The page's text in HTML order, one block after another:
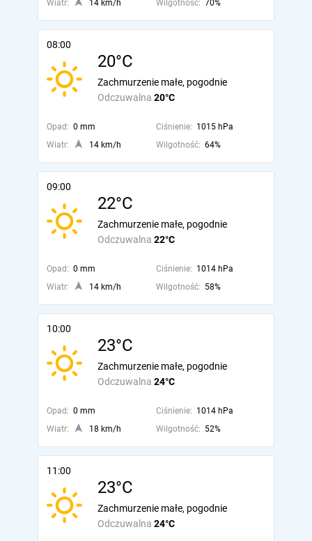
Wiatr: 14 km/h Wilgotność: 70%
08:00
20°C
Odczuwalna 20°C
Zachmurzenie małe, pogodnie
Opad: 0 mm Ciśnienie: 1015 hPa
Wiatr:
14 km/h Wilgotność: 64%
09:00
22°C
Odczuwalna 22°C
Zachmurzenie małe, pogodnie
Opad: 0 mm Ciśnienie: 1014 hPa
Wiatr:
14 km/h Wilgotność: 58%
10:00
23°C
Odczuwalna 24°C
Zachmurzenie małe, pogodnie
Opad: 0 mm Ciśnienie: 1014 hPa
Wiatr:
18 km/h Wilgotność: 52%
11:00
23°C
Odczuwalna 24°C
Zachmurzenie małe, pogodnie